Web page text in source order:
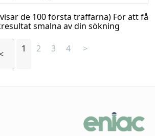
de 100 första träffarna) För att få
smalna av din sökning
1 2 3 4 >